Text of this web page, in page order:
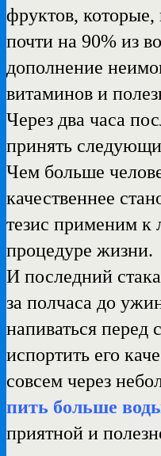
фруктов, которые,
почти на 90% из
дополнение
витаминов и
Через два часа
принять
Чем больше
качественнее
тезис применим
процедуре жизни.
И последний
за полчаса до
напиваться перед
испортить его
совсем через
пить больше
приятной и